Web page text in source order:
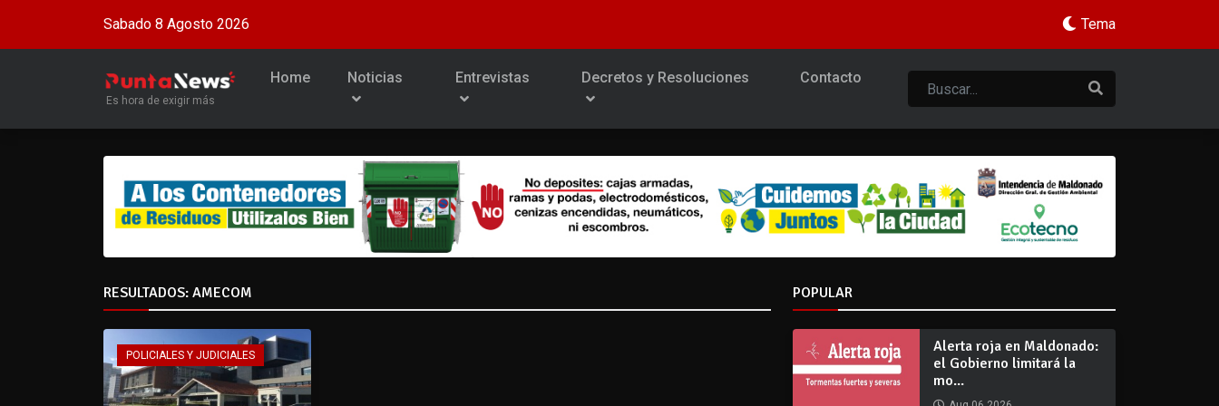
Sabado 8 Agosto 2026 Tema
Es hora de exigir más
Home Noticias Entrevistas Decretos y Resoluciones Contacto
RESULTADOS: AMECOM
POLICIALES Y JUDICIALES
POPULAR
Alerta roja en Maldonado:
el Gobierno limitará la
mo...